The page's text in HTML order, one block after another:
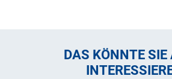
DAS KÖNNTE SIE